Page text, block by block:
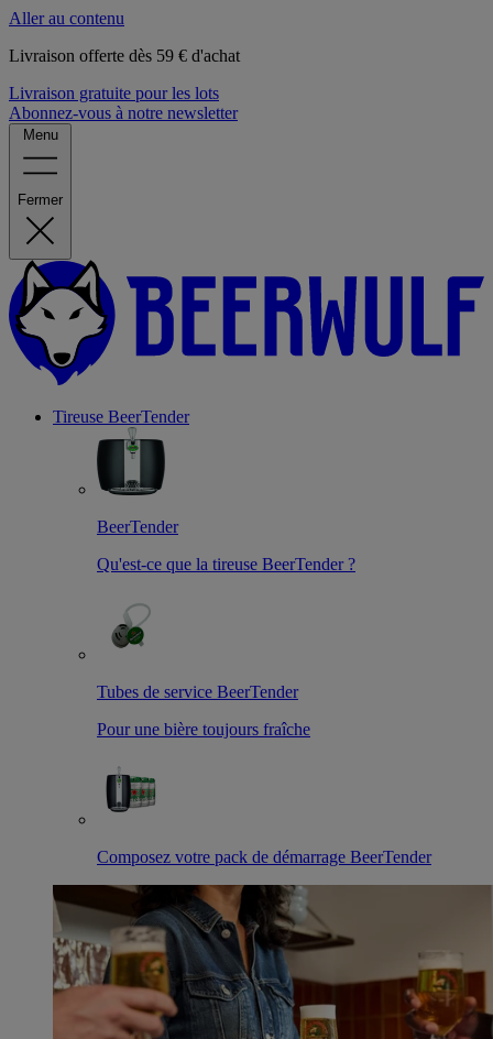
Aller au contenu
Livraison offerte dès 59 € d'achat
Livraison gratuite pour les lots
Abonnez-vous à notre newsletter
Menu
Fermer
Tireuse BeerTender
BeerTender
Qu'est-ce que la tireuse BeerTender ?
Tubes de service BeerTender
Pour une bière toujours fraîche
Composez votre pack de démarrage BeerTender